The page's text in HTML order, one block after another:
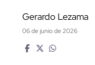
Gerardo Lezama
06 de junio de 2026